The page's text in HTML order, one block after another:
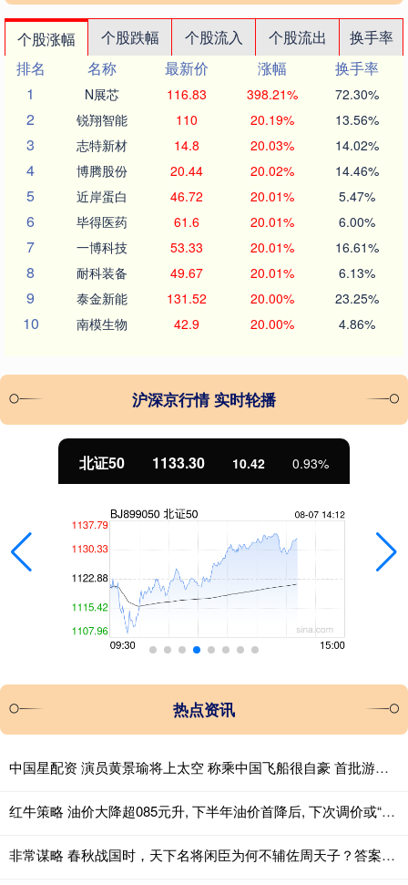
个股涨幅 个股跌幅 个股流入 个股流出
换手率
排名
名称 最新价 涨幅
换手率
1
N展芯 116.83 398.21% 72.30%
2 锐翔智能 110 20.19% 13.56%
3 志特新材 14.8 20.03% 14.02%
4 博腾股份 20.44 20.02% 14.46%
5 近岸蛋白 46.72 20.01% 5.47%
6 毕得医药 61.6 20.01% 6.00%
7 一博科技 53.33 20.01% 16.61%
8 耐科装备 49.67 20.01% 6.13%
9 泰金新能 131.52 20.00% 23.25%
10 南模生物 42.9 20.00% 4.86%
沪深京行情 实时轮播
北证50 1133.30 10.42 0.93%
热点资讯
中国星配资 演员黄景瑜将上太空 称乘中国飞船很自豪 首批游客已预订！
红牛策略 油价大降超085元升, 下半年油价首降后, 下次调价或“2连跌”!
非常谋略 春秋战国时，天下名将闲臣为何不辅佐周天子？答案非常现实